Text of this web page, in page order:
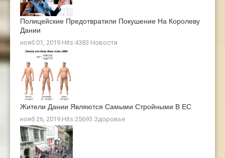
Полицейские Предотвратили Покушение На Королеву
Дании
нояб 01, 2019 Hits:4383 Новости
Жители Дании Являются Самыми Стройными В ЕС
нояб 26, 2019 Hits:25693 Здоровье